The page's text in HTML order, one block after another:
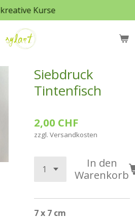
kreative Kurse
Siebdruck
Tintenfisch
2,00 CHF
zzgl. Versandkosten
In den
Warenkorb
7 x 7 cm